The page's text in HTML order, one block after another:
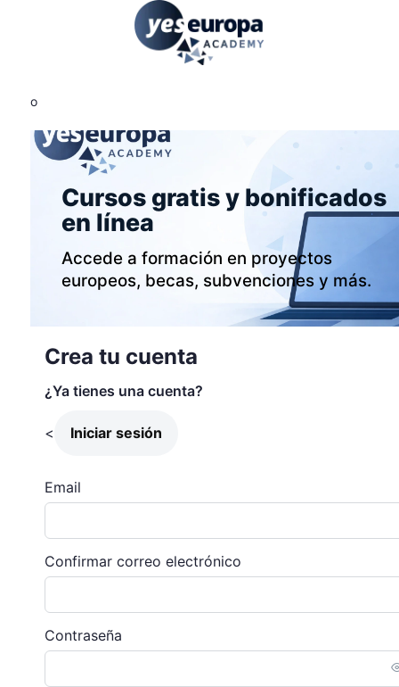
o
Cursos gratis y bonificados
en línea
Accede a formación en proyectos
europeos, becas, subvenciones y más.
Crea tu cuenta
¿Ya tienes una cuenta?
< Iniciar sesión
Email
Confirmar correo electrónico
Contraseña